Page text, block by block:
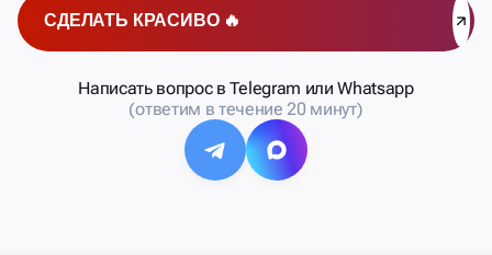
СДЕЛАТЬ КРАСИВО 🔥
Написать вопрос в Telegram или Whatsapp
(ответим в течение 20 минут)